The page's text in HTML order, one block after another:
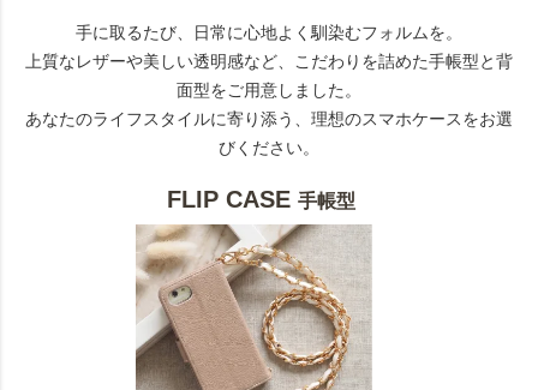
手に取るたび、日常に心地よく馴染むフォルムを。
上質なレザーや美しい透明感など、こだわりを詰めた手帳型と背
面型をご用意しました。
あなたのライフスタイルに寄り添う、理想のスマホケースをお選
びください。
FLIP CASE手帳型